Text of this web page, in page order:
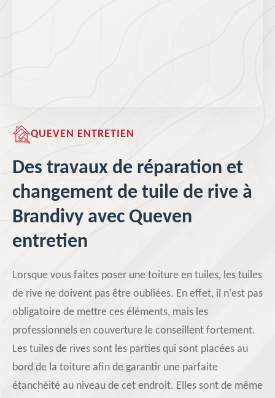
QUEVEN ENTRETIEN
Des travaux de réparation et
changement de tuile de rive à
Brandivy avec Queven
entretien
Lorsque vous faites poser une toiture en tuiles, les tuiles
de rive ne doivent pas être oubliées. En effet, il n'est pas
obligatoire de mettre ces éléments, mais les
professionnels en couverture le conseillent fortement.
Les tuiles de rives sont les parties qui sont placées au
bord de la toiture afin de garantir une parfaite
étanchéité au niveau de cet endroit. Elles sont de même